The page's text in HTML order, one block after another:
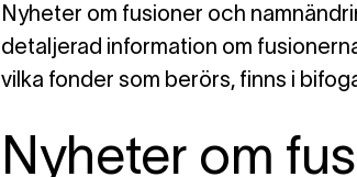
Nyheter om fusioner och
detaljerad information om
vilka fonder som berörs, finns i
Nyheter om